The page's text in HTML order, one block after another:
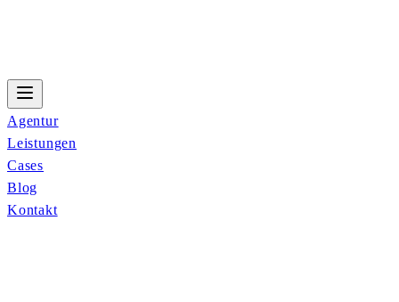
Agentur
Leistungen
Cases
Blog
Kontakt